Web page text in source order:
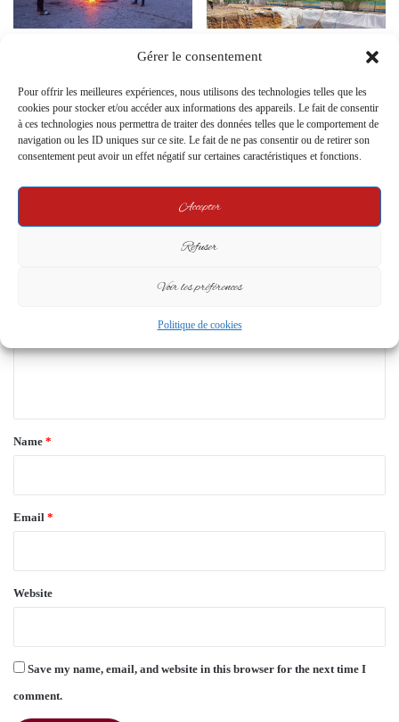
Gérer le consentement
Pour offrir les meilleures expériences, nous utilisons des technologies telles que les
cookies pour stocker et/ou accéder aux informations des appareils. Le fait de consentir
à ces technologies nous permettra de traiter des données telles que le comportement de
navigation ou les ID uniques sur ce site. Le fait de ne pas consentir ou de retirer son
consentement peut avoir un effet négatif sur certaines caractéristiques et fonctions.
Accepter
Refuser
Voir les préférences
Politique de cookies
national en quête de solutions
distribution d’eau à Libreville
de raccordement
12 April 2024
Leave a Reply
Your email address will not be published.
e
*
Name *
Email *
Website
Save my name, email, and website in this browser for the next time I
comment.